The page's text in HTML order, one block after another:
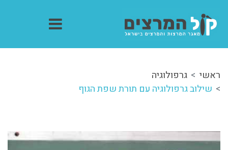
ראשי
גרפולוגיה
שילוב גרפולוגיה עם תורת שפת הגוף